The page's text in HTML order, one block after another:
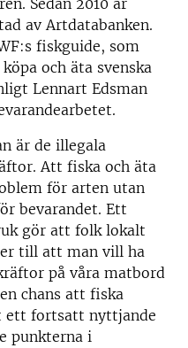
Sedan 2010 är
av Artdatabanken.
fiskguide, som
och äta svenska
Lennart Edsman
är de illegala
Att fiska och äta
för arten utan
bevarandet. Ett
gör att folk lokalt
till att man vill ha
på våra matbord
chans att fiska
ett fortsatt nyttjande
punkterna i